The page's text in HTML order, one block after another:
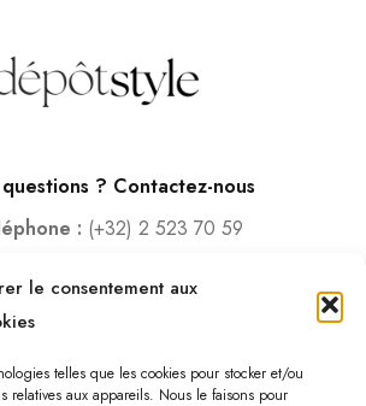
le consentement aux
telles que les cookies pour stocker et/ou
relatives aux appareils. Nous le faisons pour
? Contactez-nous
: (+32) 2 523 70 59
des Deux Gares 6, 1070 Bruxelles
– Samedi :10:00 – 18:30